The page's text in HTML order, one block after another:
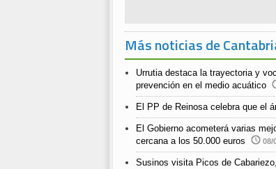
Más noticias de
Urrutia destaca la trayectoria y
prevención en el medio acuático
El PP de Reinosa celebra que el
El Gobierno acometerá varias
cercana a los 50.000 euros
08/
Susinos visita Picos de